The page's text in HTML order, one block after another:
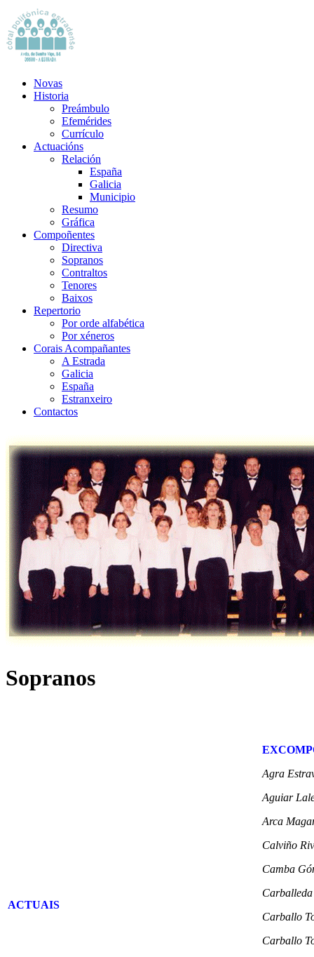
Novas
Historia
Preámbulo
Efemérides
Currículo
Actuacións
Relación
España
Galicia
Municipio
Resumo
Gráfica
Compoñentes
Directiva
Sopranos
Contraltos
Tenores
Baixos
Repertorio
Por orde alfabética
Por xéneros
Corais Acompañantes
A Estrada
Galicia
España
Estranxeiro
Contactos
Sopranos
ACTUAIS
Agra
Aguiar
Arca
Calviño
Camba
Carballo
Carballo